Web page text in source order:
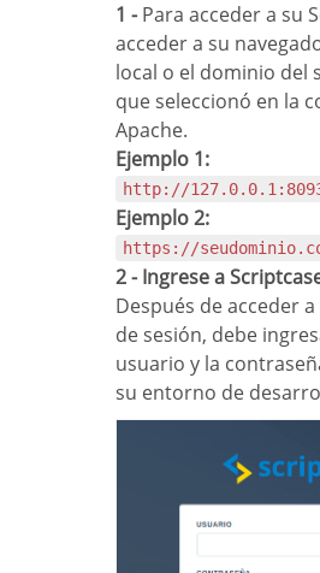
1 -Para acceder a su
acceder a su
local o el dominio del
que seleccionó en la
Apache.
Ejemplo 1:
http://
Ejemplo 2:
https://
2 - Ingrese a
Después de acceder a la página de inicio
de sesión, debe
usuario y la
su entorno de